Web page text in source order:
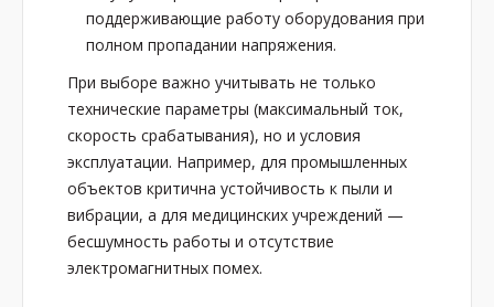
поддерживающие работу оборудования при
полном пропадании напряжения.
При выборе важно учитывать не только
технические параметры (максимальный ток,
скорость срабатывания), но и условия
эксплуатации. Например, для промышленных
объектов критична устойчивость к пыли и
вибрации, а для медицинских учреждений —
бесшумность работы и отсутствие
электромагнитных помех.